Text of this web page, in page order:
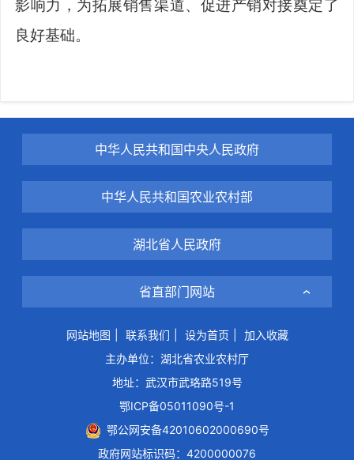
影响力，为拓展销售渠道、促进产销对接奠定了
良好基础。
中华人民共和国中央人民政府
中华人民共和国农业农村部
湖北省人民政府
省直部门网站
网站地图 联系我们 设为首页
加入收藏
主办单位：湖北省农业农村厅
地址：武汉市武珞路519号
鄂ICP备05011090号-1
鄂公网安备42010602000690号
政府网站标识码：4200000076